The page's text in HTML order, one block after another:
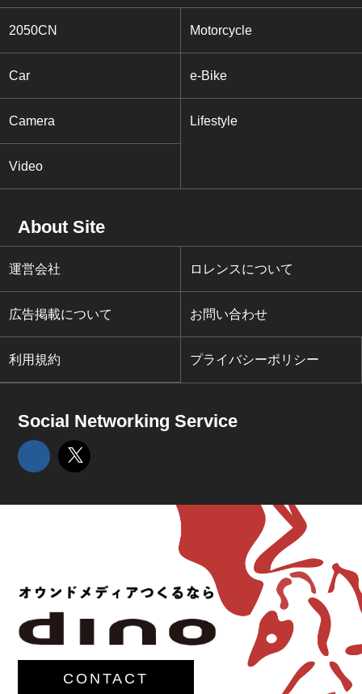
2050CN Motorcycle
Car e-Bike
Camera Lifestyle
Video
About Site
運営会社 ロレンスについて
広告掲載について お問い合わせ
利用規約 プライバシーポリシー
Social Networking Service
CONTACT